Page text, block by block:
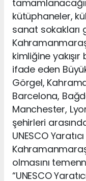
kütüphaneler,
sanat sokakları
kimliğine
ifade eden
Görgel,
Barcelona,
Manchester,
şehirleri
UNESCO
olmasını
“UNESCO